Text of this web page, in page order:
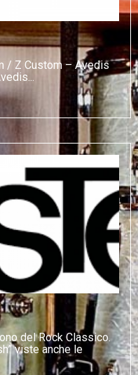
/ Z Custom – Avedis
del Rock Classico.
viste anche le